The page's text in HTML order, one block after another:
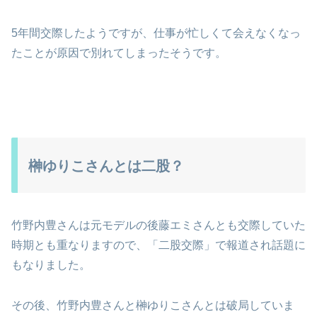
5年間交際したようですが、仕事が忙しくて会えなくなっ
たことが原因で別れてしまったそうです。
榊ゆりこさんとは二股？
竹野内豊さんは元モデルの後藤エミさんとも交際していた
時期とも重なりますので、「二股交際」で報道され話題に
もなりました。
その後、竹野内豊さんと榊ゆりこさんとは破局していま